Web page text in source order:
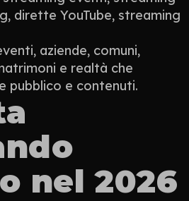
dirette YouTube, streaming
aziende, comuni,
e realtà che
pubblico e contenuti.
nel 2026